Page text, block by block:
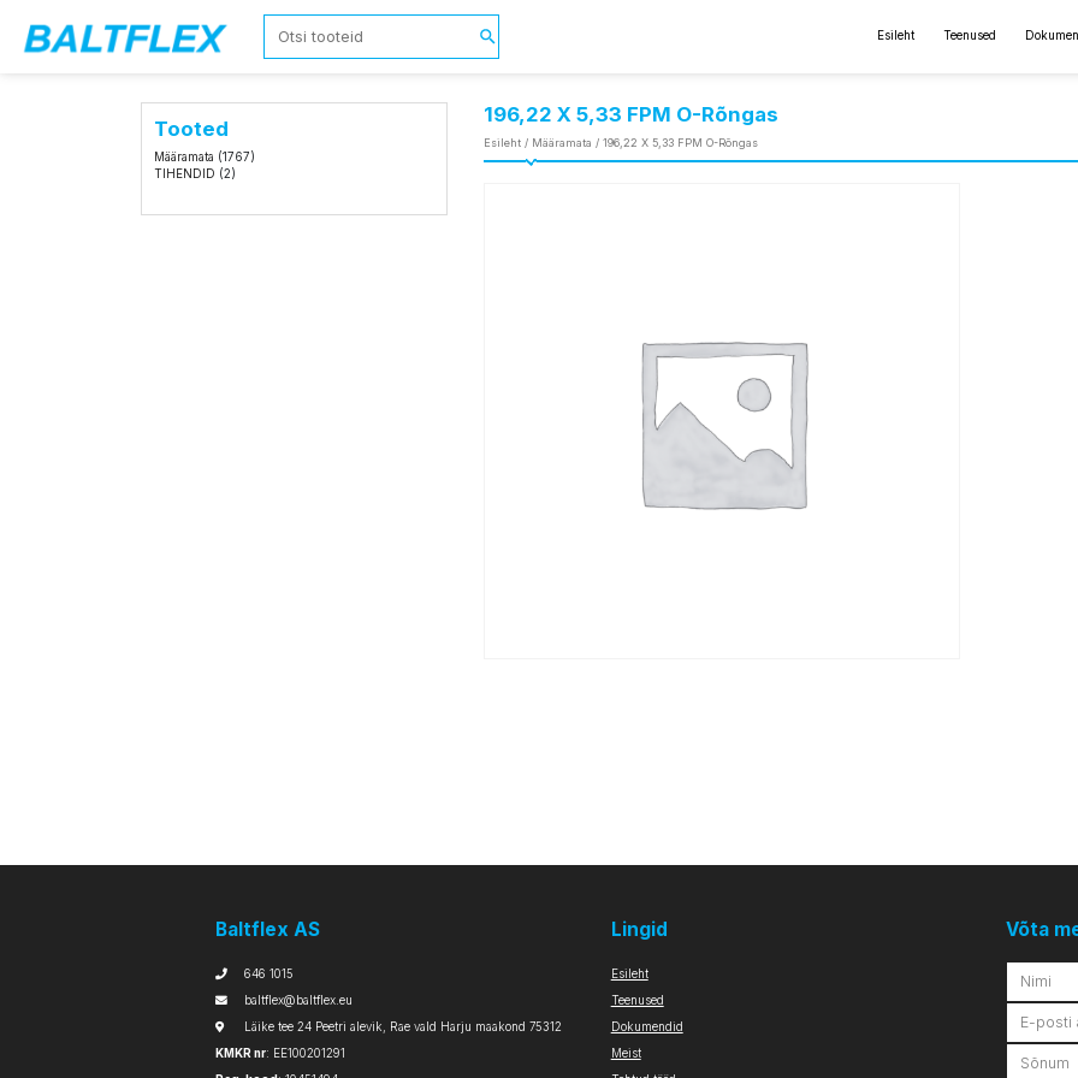
Esileht Teenused
Tooted
Määramata (1767)
TIHENDID (2)
196,22 X 5,33 FPM O-Rõngas
Esileht / Määramata / 196,22 X 5,33 FPM O-Rõngas
Baltflex AS
646 1015
baltflex@baltflex.eu
Läike tee 24 Peetri alevik, Rae vald Harju maakond 75312
KMKR nr: EE100201291
Lingid
Esileht
Teenused
Dokumendid
Meist
Võta